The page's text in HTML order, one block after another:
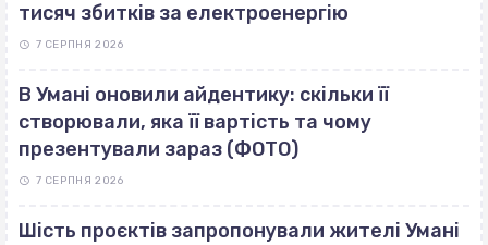
тисяч збитків за електроенергію
7 СЕРПНЯ 2026
В Умані оновили айдентику: скільки її
створювали, яка її вартість та чому
презентували зараз (ФОТО)
7 СЕРПНЯ 2026
Шість проєктів запропонували жителі Умані